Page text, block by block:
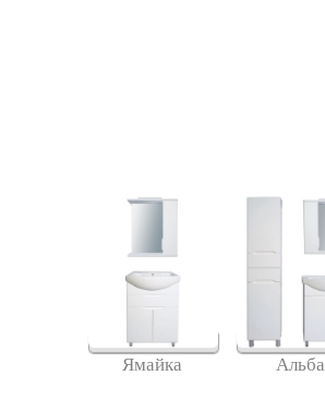
Ямайка Альба